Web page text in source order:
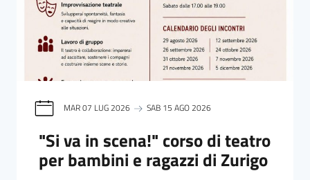
MAR 07 LUG 2026 SAB 15 AGO 2026
"Si va in scena!" corso di teatro
per bambini e ragazzi di Zurigo